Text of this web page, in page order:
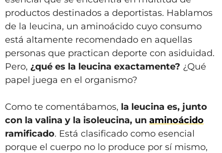
productos destinados a deportistas. Hablamos
de la leucina, un aminoácido cuyo consumo
está altamente recomendado en aquellas
personas que practican deporte con asiduidad.
Pero, ¿qué es la leucina exactamente? ¿Qué
papel juega en el organismo?
Como te comentábamos, la leucina es, junto
con la valina y la isoleucina, un aminoácido
ramificado. Está clasificado como esencial
porque el cuerpo no lo produce por sí mismo,